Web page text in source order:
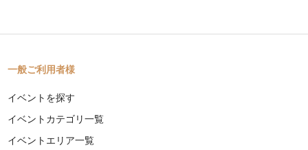
一般ご利用者様
イベントを探す
イベントカテゴリ一覧
イベントエリア一覧